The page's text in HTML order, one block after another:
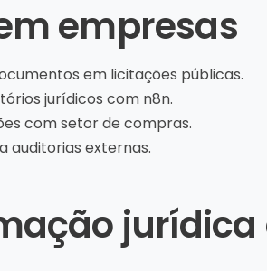
empresas
em licitações públicas.
jurídicos com n8n.
com setor de compras.
auditorias externas.